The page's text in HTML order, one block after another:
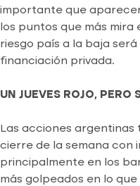
importante que
los puntos que más mira
riesgo país a la baja
financiación privada.
UN JUEVES ROJO, PERO
Las acciones argentinas
cierre de la semana con
principalmente en los
más golpeados en lo